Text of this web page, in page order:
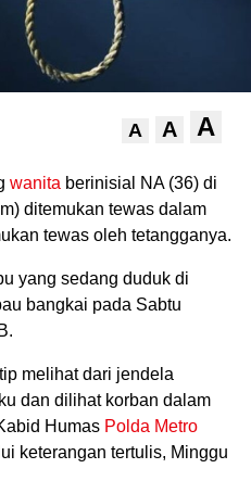
A A A
wanita berinisial NA (36) di
ditemukan tewas dalam
tewas oleh tetangganya.
yang sedang duduk di
bangkai pada Sabtu
melihat dari jendela
dan dilihat korban dalam
Humas Polda Metro
keterangan tertulis, Minggu